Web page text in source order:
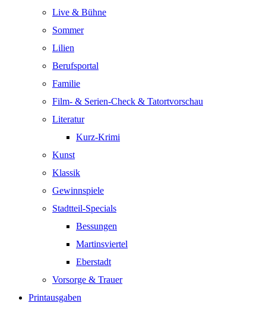
Live & Bühne
Sommer
Lilien
Berufsportal
Familie
Film- & Serien-Check & Tatortvorschau
Literatur
Kurz-Krimi
Kunst
Klassik
Gewinnspiele
Stadtteil-Specials
Bessungen
Martinsviertel
Eberstadt
Vorsorge & Trauer
Printausgaben